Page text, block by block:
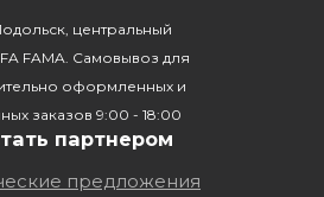
центральный
FAMA. Самовывоз для
оформленных и
заказов 9:00 - 18:00
партнером
предложения